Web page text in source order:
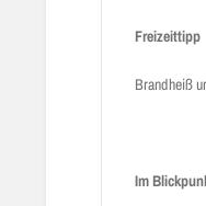
Freizeittipp
Brandheiß
Im